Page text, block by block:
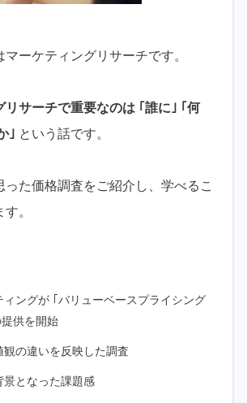
ーケティングリサーチです。
リサーチで重要なのは ｢誰に｣ ｢何
｣ という話です。
った価格調査をご紹介し、学べるこ
。
ィングが ｢バリューベースプライシング
供を開始
観の違いを反映した調査
景となった課題感